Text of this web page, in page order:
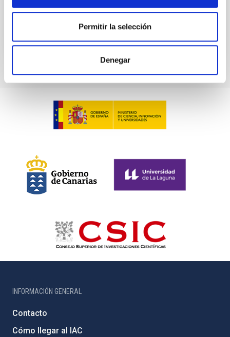
Permitir la selección
Denegar
BIBCODE 2026NATAS..10..818W
NÚMERO DE CITAS 0
INFORMACIÓN GENERAL
Contacto
Cómo llegar al IAC